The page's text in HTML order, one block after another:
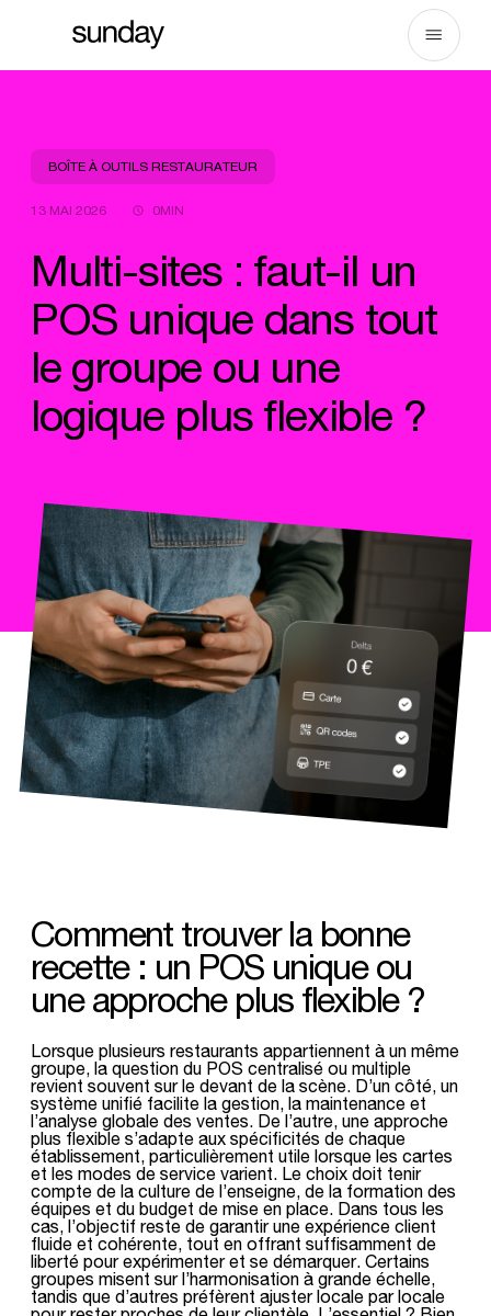
BOÎTE À OUTILS RESTAURATEUR
13 MAI 2026 0MIN
Multi-sites : faut-il un
POS unique dans tout
le groupe ou une
logique plus flexible ?
Comment trouver la bonne
recette : un POS unique ou
une approche plus flexible ?
Lorsque plusieurs restaurants appartiennent à un même
groupe, la question du POS centralisé ou multiple
revient souvent sur le devant de la scène. D’un côté, un
système unifié facilite la gestion, la maintenance et
l’analyse globale des ventes. De l’autre, une approche
plus flexible s’adapte aux spécificités de chaque
établissement, particulièrement utile lorsque les cartes
et les modes de service varient. Le choix doit tenir
compte de la culture de l’enseigne, de la formation des
équipes et du budget de mise en place. Dans tous les
cas, l’objectif reste de garantir une expérience client
fluide et cohérente, tout en offrant suffisamment de
liberté pour expérimenter et se démarquer. Certains
groupes misent sur l’harmonisation à grande échelle,
tandis que d’autres préfèrent ajuster locale par locale